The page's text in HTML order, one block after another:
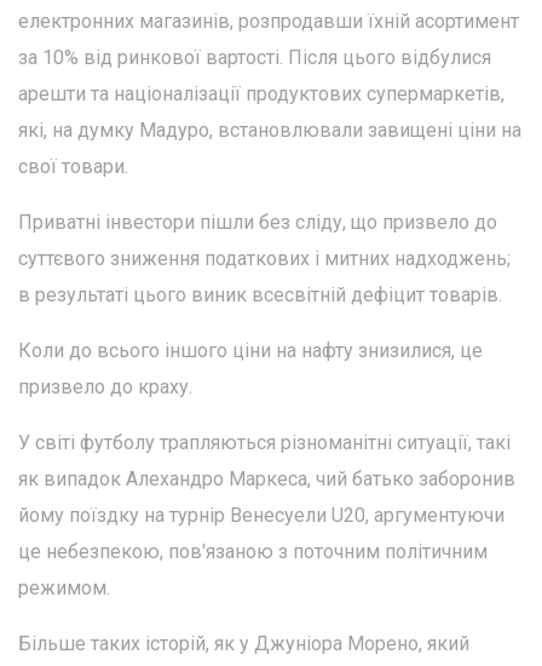
електронних магазинів, розпродавши їхній асортимент
за 10% від ринкової вартості. Після цього відбулися
арешти та націоналізації продуктових супермаркетів,
які, на думку Мадуро, встановлювали завищені ціни на
свої товари.
Приватні інвестори пішли без сліду, що призвело до
суттєвого зниження податкових і митних надходжень;
в результаті цього виник всесвітній дефіцит товарів.
Коли до всього іншого ціни на нафту знизилися, це
призвело до краху.
У світі футболу трапляються різноманітні ситуації, такі
як випадок Алехандро Маркеса, чий батько заборонив
йому поїздку на турнір Венесуели U20, аргументуючи
це небезпекою, пов'язаною з поточним політичним
режимом.
Більше таких історій, як у Джуніора Морено, який